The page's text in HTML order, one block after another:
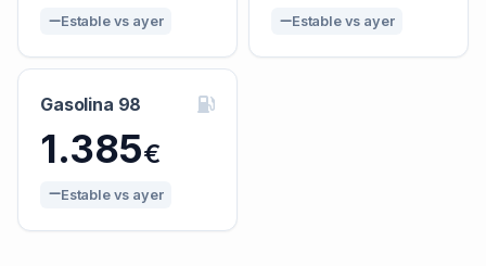
Estable vs ayer Estable vs ayer
Gasolina 98
1.385€
Estable vs ayer